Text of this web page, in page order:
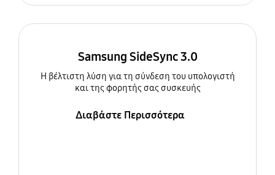
Samsung SideSync 3.0
Η βέλτιστη λύση για τη σύνδεση του υπολογιστή
και της φορητής σας συσκευής
Διαβάστε Περισσότερα